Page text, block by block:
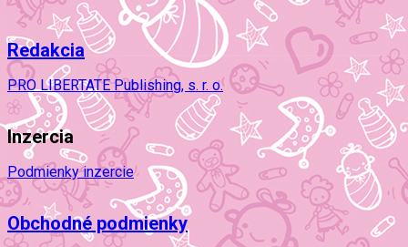
Redakcia
PRO LIBERTATE Publishing, s. r. o.
Inzercia
Podmienky inzercie
Obchodné podmienky